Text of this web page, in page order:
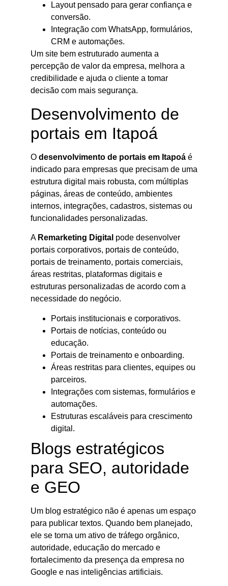
Layout pensado para gerar confiança e
conversão.
Integração com WhatsApp, formulários,
CRM e automações.
Um site bem estruturado aumenta a
percepção de valor da empresa, melhora a
credibilidade e ajuda o cliente a tomar
decisão com mais segurança.
Desenvolvimento de
portais em Itapoá
O desenvolvimento de portais em Itapoá é
indicado para empresas que precisam de uma
estrutura digital mais robusta, com múltiplas
páginas, áreas de conteúdo, ambientes
internos, integrações, cadastros, sistemas ou
funcionalidades personalizadas.
A Remarketing Digital pode desenvolver
portais corporativos, portais de conteúdo,
portais de treinamento, portais comerciais,
áreas restritas, plataformas digitais e
estruturas personalizadas de acordo com a
necessidade do negócio.
Portais institucionais e corporativos.
Portais de notícias, conteúdo ou
educação.
Portais de treinamento e onboarding.
Áreas restritas para clientes, equipes ou
parceiros.
Integrações com sistemas, formulários e
automações.
Estruturas escaláveis para crescimento
digital.
Blogs estratégicos
para SEO, autoridade
e GEO
Um blog estratégico não é apenas um espaço
para publicar textos. Quando bem planejado,
ele se torna um ativo de tráfego orgânico,
autoridade, educação do mercado e
fortalecimento da presença da empresa no
Google e nas inteligências artificiais.